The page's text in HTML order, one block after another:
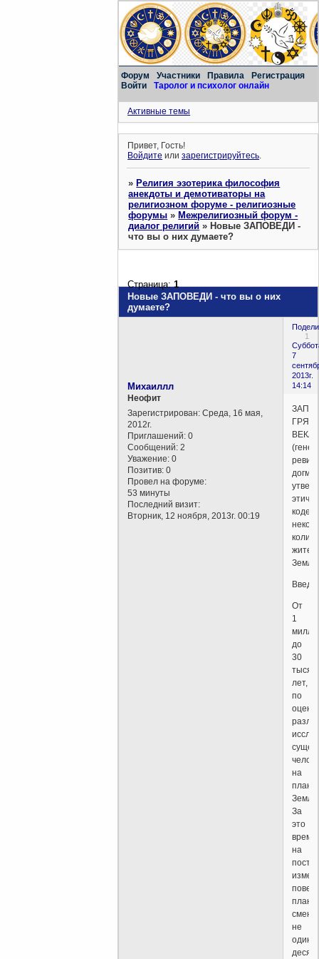
Форум Участники Правила
Регистрация
Войти
Таролог и психолог онлайн
Активные темы
Привет, Гость!
Войдите илизарегистрируйтесь.
»Религия эзотерика философия
анекдоты и демотиваторы на
религиозном форуме - религиозные
форумы »Межрелигиозный форум -
диалог религий »Новые ЗАПОВЕДИ -
что вы о них думаете?
Новые ЗАПОВЕДИ - что вы о них
думаете?
Страница:1
1
7
2013г.
14:14
Михаиллл
Неофит
Зарегистрирован: Среда, 16 мая,
2012г.
Приглашений: 0
Сообщений: 2
Уважение: 0
Позитив: 0
Провел на форуме:
53 минуты
Последний визит:
Вторник, 12 ноября, 2013г. 00:19
ВЕКА.
От
1
до
30
тысяч
лет,
по
на
Земля.
За
это
время,
на
не
один